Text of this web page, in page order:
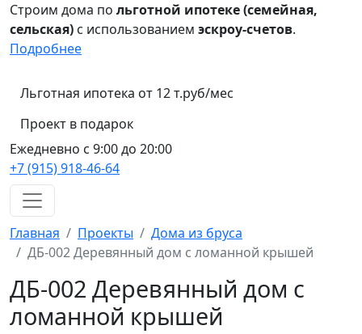
Строим дома по льготной ипотеке (семейная,
сельская) с использованием эскроу-счетов.
Подробнее
Льготная ипотека от 12 т.руб/мес
Проект в подарок
Ежедневно с 9:00 до 20:00
+7 (915) 918-46-64
Главная Проекты
Дома из бруса
ДБ-002 Деревянный дом с ломанной крышей
ДБ-002 Деревянный дом с
ломанной крышей